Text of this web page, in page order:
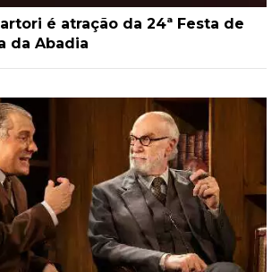
é atração da 24ª Festa de
da Abadia